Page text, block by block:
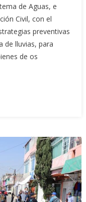
de Aguas, e
Civil, con el
preventivas
de lluvias, para
de os